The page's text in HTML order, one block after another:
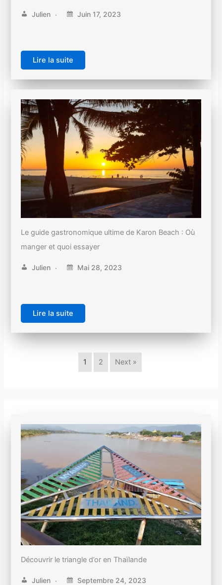
Julien Juin 17, 2023
Lire la suite
Le guide gastronomique ultime de Karon Beach : Où
manger et quoi essayer
Julien Mai 28, 2023
Lire la suite
1 2 Next »
Découvrir le triangle d’or en Thaïlande
Julien Septembre 24, 2023